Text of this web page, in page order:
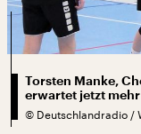
Torsten Manke,
erwartet jetzt
© Deutschlandradio /